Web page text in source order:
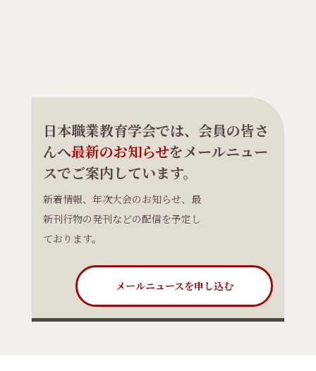
日本職業教育学会では、会員の皆さ
んへ最新のお知らせをメールニュー
スでご案内しています。
新着情報、年次大会のお知らせ、最
新刊行物の発刊などの配信を予定し
ております。
メールニュースを申し込む